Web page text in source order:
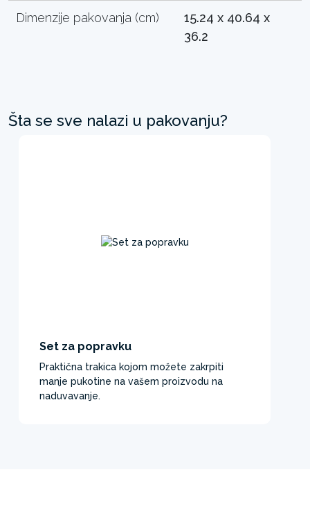
Dimenzije pakovanja (cm)
15.24 x 40.64 x
36.2
Šta se sve nalazi u pakovanju?
Set za popravku
Praktična trakica kojom možete zakrpiti
manje pukotine na vašem proizvodu na
naduvavanje.